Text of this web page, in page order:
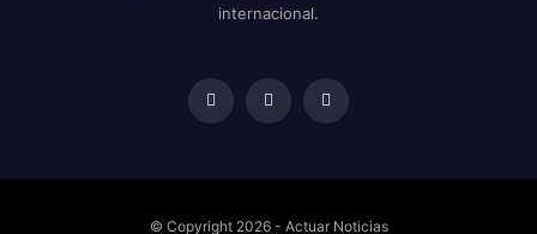
internacional.
© Copyright 2026 - Actuar Noticias